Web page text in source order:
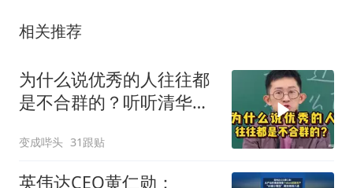
相关推荐
为什么说优秀的人往往都
是不合群的？听听清华学
变成哔头 31跟贴
英伟达CEO黄仁勋：